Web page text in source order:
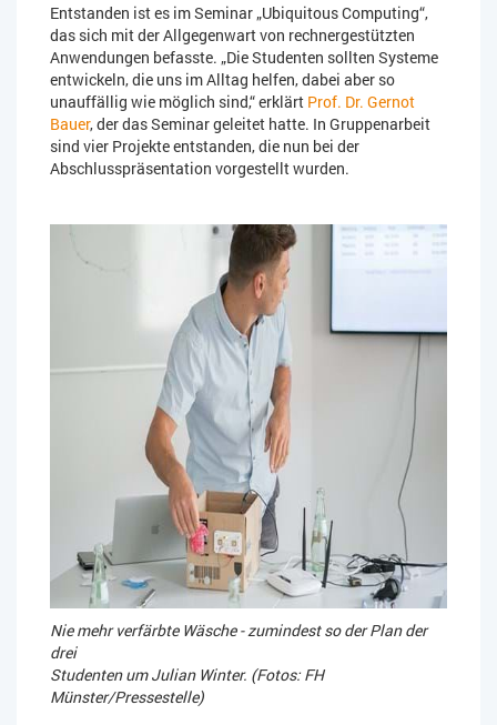
Entstanden ist es im Seminar „Ubiquitous Computing“,
das sich mit der Allgegenwart von rechnergestützten
Anwendungen befasste. „Die Studenten sollten Systeme
entwickeln, die uns im Alltag helfen, dabei aber so
unauffällig wie möglich sind,“ erklärt Prof. Dr. Gernot
Bauer, der das Seminar geleitet hatte. In Gruppenarbeit
sind vier Projekte entstanden, die nun bei der
Abschlusspräsentation vorgestellt wurden.
Nie mehr verfärbte Wäsche - zumindest so der Plan der
drei
Studenten um Julian Winter. (Fotos: FH
Münster/Pressestelle)